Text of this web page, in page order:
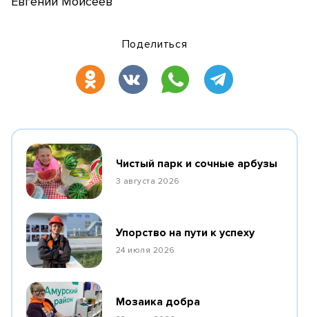
Поделиться
Чистый парк и сочные арбузы
3 августа 2026
Упорство на пути к успеху
24 июля 2026
Мозаика добра